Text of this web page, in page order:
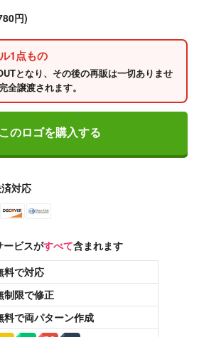
円)
1点もの
となり、その後の再販は一切ありませ
全譲渡されます。
このロゴを購入する
対応
ービスがすべて含まれます
料で対応
制限で修正
料で両パターン作成